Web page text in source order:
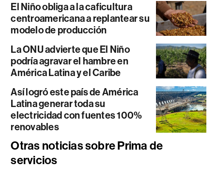
El Niño obliga a la caficultura
centroamericana a replantear su
modelo de producción
La ONU advierte que El Niño
podría agravar el hambre en
América Latina y el Caribe
Así logró este país de América
Latina generar toda su
electricidad con fuentes 100%
renovables
Otras noticias sobre Prima de
servicios